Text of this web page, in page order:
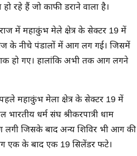
रहे हैं जो काफी डराने वाला है।
में महाकुंभ मेले क्षेत्र के सेक्टर 19 में
के नीचे पंडालों में आग लग गई। जिसमें
हो गए। हालांकि अभी तक आग लगने
महाकुंभ मेला क्षेत्र के सेक्टर 19 में
धर्म संघ श्रीकरपात्री धाम
लगी जिसके बाद अन्य शिविर भी आग की
के बाद एक 19 सिलेंडर फटे।